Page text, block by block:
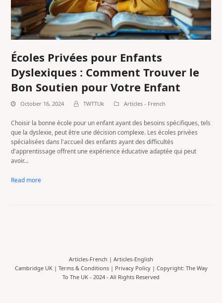
Écoles Privées pour Enfants
Dyslexiques : Comment Trouver le
Bon Soutien pour Votre Enfant
October 16, 2024 TWTTUk Articles - French
Choisir la bonne école pour un enfant ayant des besoins spécifiques, tels
que la dyslexie, peut être une décision complexe. Les écoles privées
spécialisées dans l'accueil des enfants ayant des difficultés
d'apprentissage offrent une expérience éducative adaptée qui peut
avoir…
Read more
Articles-French | Articles-English
Cambridge UK | Terms & Conditions| Privacy Policy| Copyright: The Way
To The UK - 2024 - All Rights Reserved